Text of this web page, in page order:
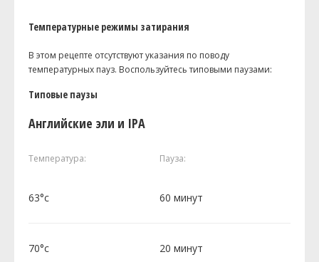
Температурные режимы затирания
В этом рецепте отсутствуют указания по поводу
температурных пауз. Воспользуйтесь типовыми паузами:
Типовые паузы
Английские эли и IPA
Температура: Пауза:
63°c 60 минут
70°c 20 минут